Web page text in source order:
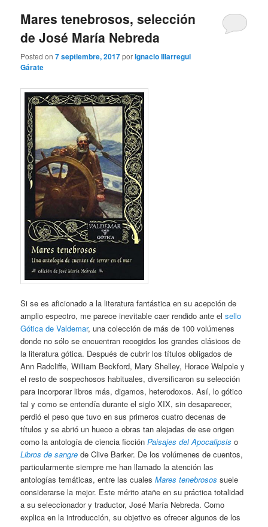
Mares tenebrosos, selección
de José María Nebreda
Posted on7 septiembre, 2017porIgnacio Illarregui
Gárate
Si se es aficionado a la literatura fantástica en su acepción de
amplio espectro, me parece inevitable caer rendido ante elsello
Gótica de Valdemar, una colección de más de 100 volúmenes
donde no sólo se encuentran recogidos los grandes clásicos de
la literatura gótica. Después de cubrir los títulos obligados de
Ann Radcliffe, William Beckford, Mary Shelley, Horace Walpole y
el resto de sospechosos habituales, diversificaron su selección
para incorporar libros más, digamos, heterodoxos. Así, lo gótico
tal y como se entendía durante el siglo XIX, sin desaparecer,
perdió el peso que tuvo en sus primeros cuatro decenas de
títulos y se abrió un hueco a obras tan alejadas de ese origen
como la antología de ciencia ficciónPaisajes del Apocalipsis o
Libros de sangre de Clive Barker. De los volúmenes de cuentos,
particularmente siempre me han llamado la atención las
antologías temáticas, entre las cualesMares tenebrosos suele
considerarse la mejor. Este mérito atañe en su práctica totalidad
a su seleccionador y traductor, José María Nebreda. Como
explica en la introducción, su objetivo es ofrecer algunos de los